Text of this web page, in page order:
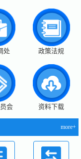
处 政策法规
会 资料下载
more+